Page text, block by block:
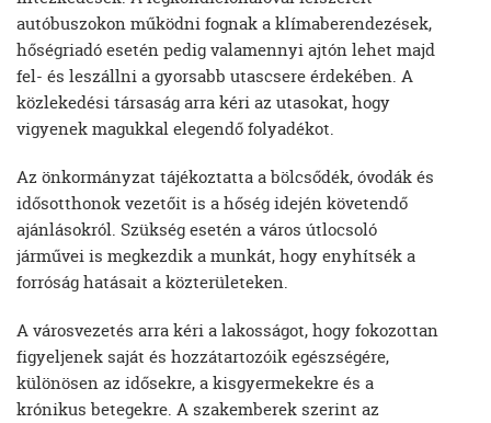
autóbuszokon működni fognak a klímaberendezések,
hőségriadó esetén pedig valamennyi ajtón lehet majd
fel- és leszállni a gyorsabb utascsere érdekében. A
közlekedési társaság arra kéri az utasokat, hogy
vigyenek magukkal elegendő folyadékot.
Az önkormányzat tájékoztatta a bölcsődék, óvodák és
idősotthonok vezetőit is a hőség idején követendő
ajánlásokról. Szükség esetén a város útlocsoló
járművei is megkezdik a munkát, hogy enyhítsék a
forróság hatásait a közterületeken.
A városvezetés arra kéri a lakosságot, hogy fokozottan
figyeljenek saját és hozzátartozóik egészségére,
különösen az idősekre, a kisgyermekekre és a
krónikus betegekre. A szakemberek szerint az